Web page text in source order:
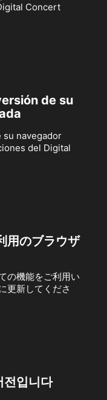
Concert
de su
su navegador
del Digital
用のブラウザ
の機能をご利用い
更新してくださ
전입니다